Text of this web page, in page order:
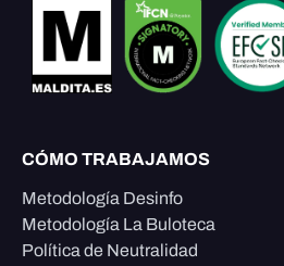
CÓMO TRABAJAMOS
Metodología Desinfo
Metodología La Buloteca
Política de Neutralidad